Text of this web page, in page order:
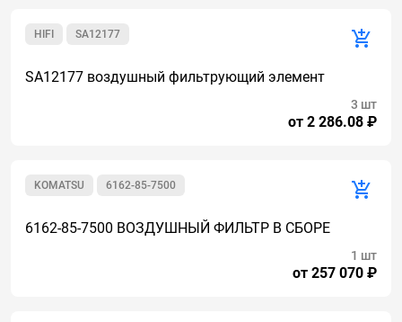
SA12177
HIFI
SA12177 воздушный фильтрующий элемент
от 2 286.08 ₽
3 шт
6162-85-7500
KOMATSU
6162-85-7500 ВОЗДУШНЫЙ ФИЛЬТР В СБОРЕ
от 257 070 ₽
1 шт